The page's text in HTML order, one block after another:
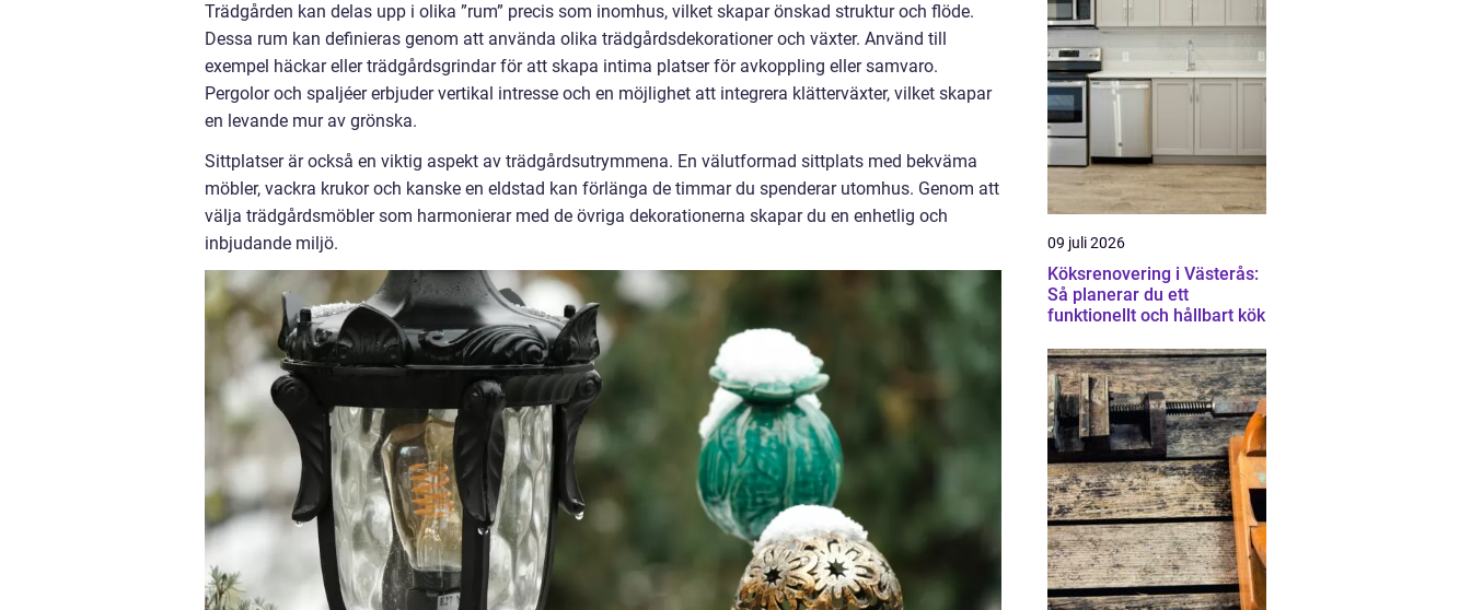
Trädgården kan delas upp i olika ”rum” precis som inomhus, vilket skapar önskad struktur och flöde.
Dessa rum kan definieras genom att använda olika trädgårdsdekorationer och växter. Använd till
exempel häckar eller trädgårdsgrindar för att skapa intima platser för avkoppling eller samvaro.
Pergolor och spaljéer erbjuder vertikal intresse och en möjlighet att integrera klätterväxter, vilket skapar
en levande mur av grönska.
Sittplatser är också en viktig aspekt av trädgårdsutrymmena. En välutformad sittplats med bekväma
möbler, vackra krukor och kanske en eldstad kan förlänga de timmar du spenderar utomhus. Genom att
välja trädgårdsmöbler som harmonierar med de övriga dekorationerna skapar du en enhetlig och
inbjudande miljö.
09 juli 2026
Köksrenovering i Västerås:
Så planerar du ett
funktionellt och hållbart kök